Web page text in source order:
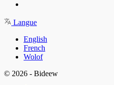
Langue
English
French
Wolof
© 2026 - Bideew